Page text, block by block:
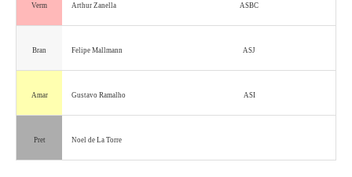
Verm Arthur Zanella ASBC
Bran Felipe Mallmann ASJ
Amar Gustavo Ramalho ASI
Pret Noel de La Torre